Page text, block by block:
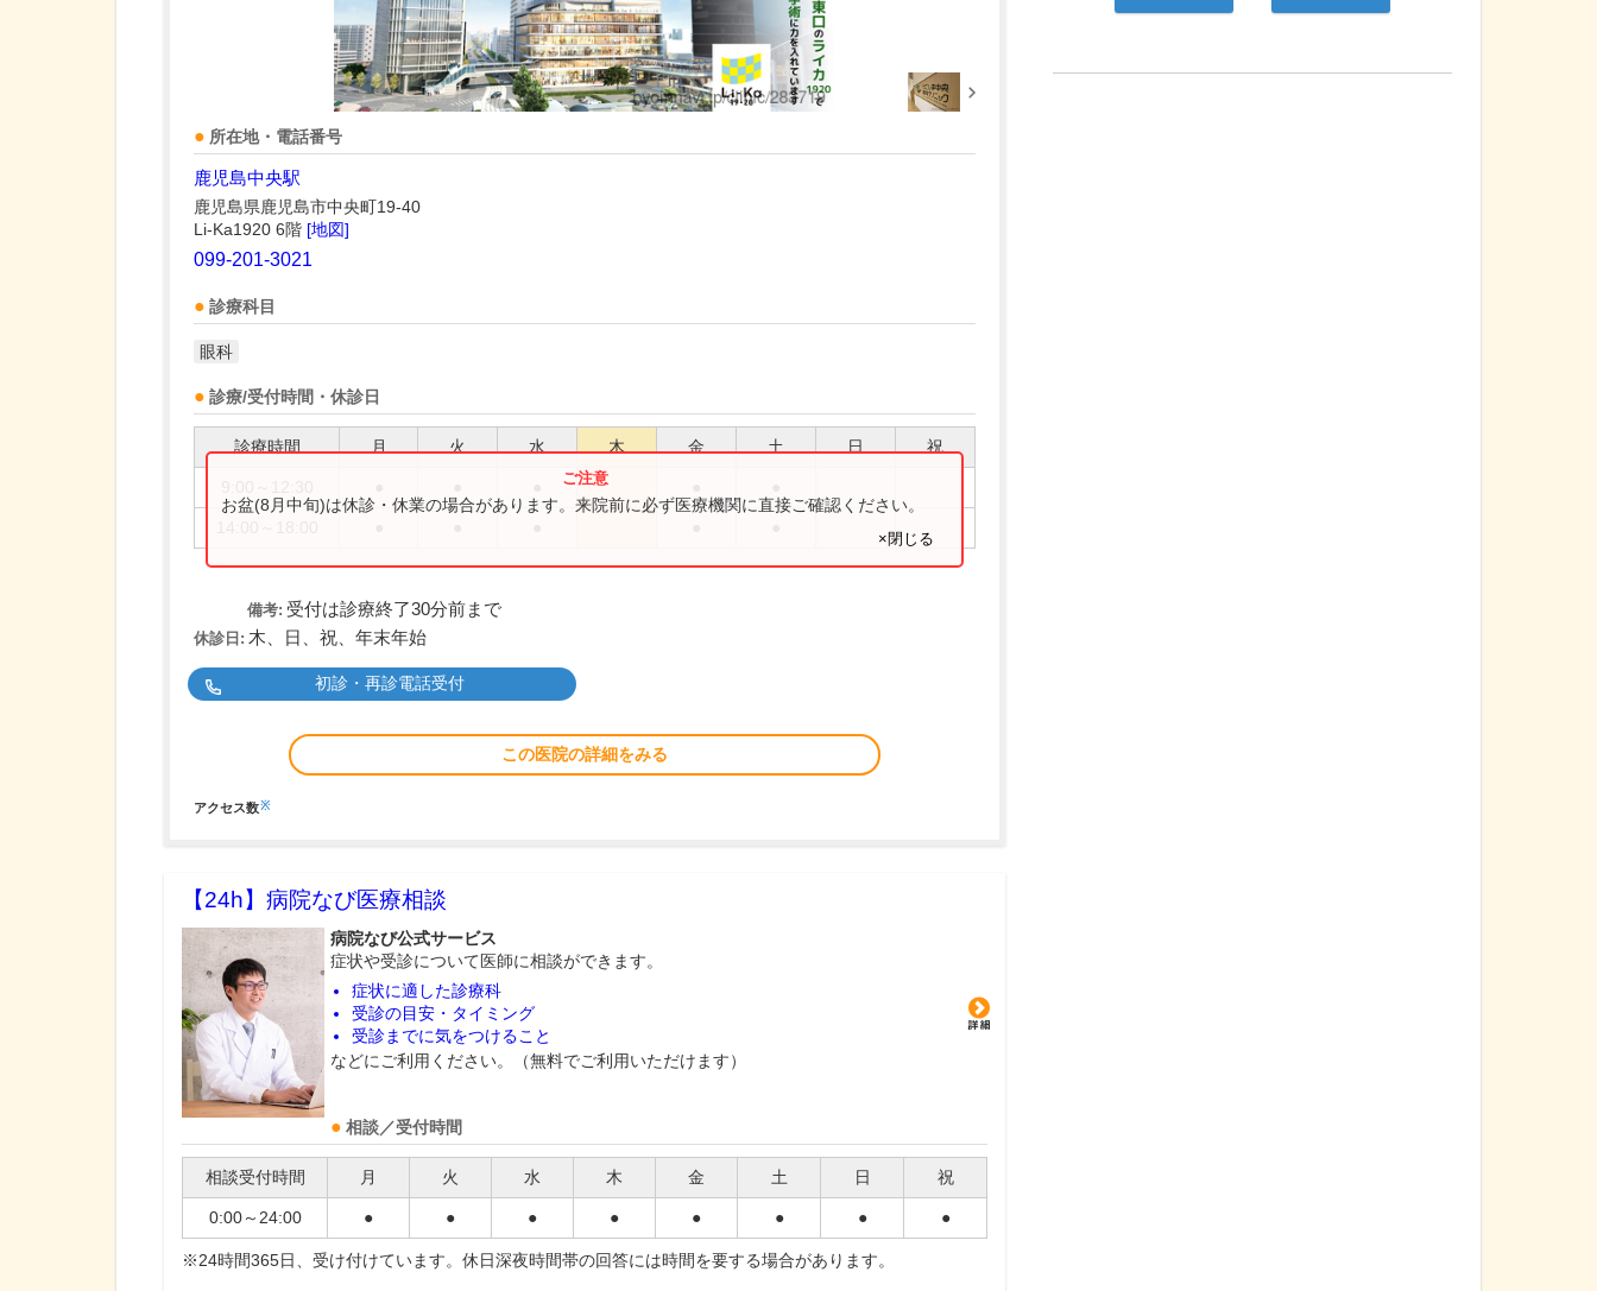
所在地・電話番号
鹿児島中央駅
鹿児島県鹿児島市中央町19-40
Li-Ka1920 6階 [地図]
099-201-3021
診療科目
眼科
診療/受付時間・休診日
診療時間 月 火 水 木 金 土 日 祝
お盆(8月中旬)は休診・休業の場合があります。来院前に必ず医療機関に直接ご確認ください。
×閉じる
備考: 受付は診療終了30分前まで
休診日: 木、日、祝、年末年始
初診・再診電話受付
この医院の詳細をみる
アクセス数※
【24h】 病院なび医療相談
病院なび公式サービス
症状や受診について医師に相談ができます。
症状に適した診療科
受診の目安・タイミング
受診までに気をつけること
などにご利用ください。（無料でご利用いただけます）
相談／受付時間
相談受付時間 月 火 水 木 金 土 日 祝
0:00～24:00 ● ● ● ● ● ● ● ●
※24時間365日、受け付けています。休日深夜時間帯の回答には時間を要する場合があります。